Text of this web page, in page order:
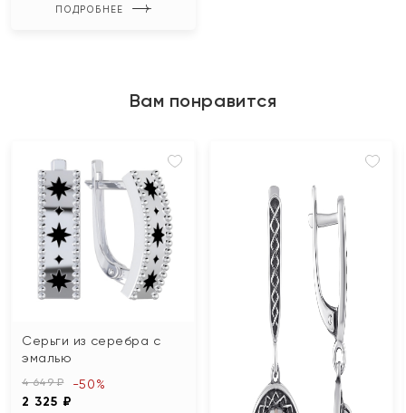
ПОДРОБНЕЕ
Вам понравится
Серьги из серебра с
эмалью
4 649 ₽
2 325 ₽
-50%